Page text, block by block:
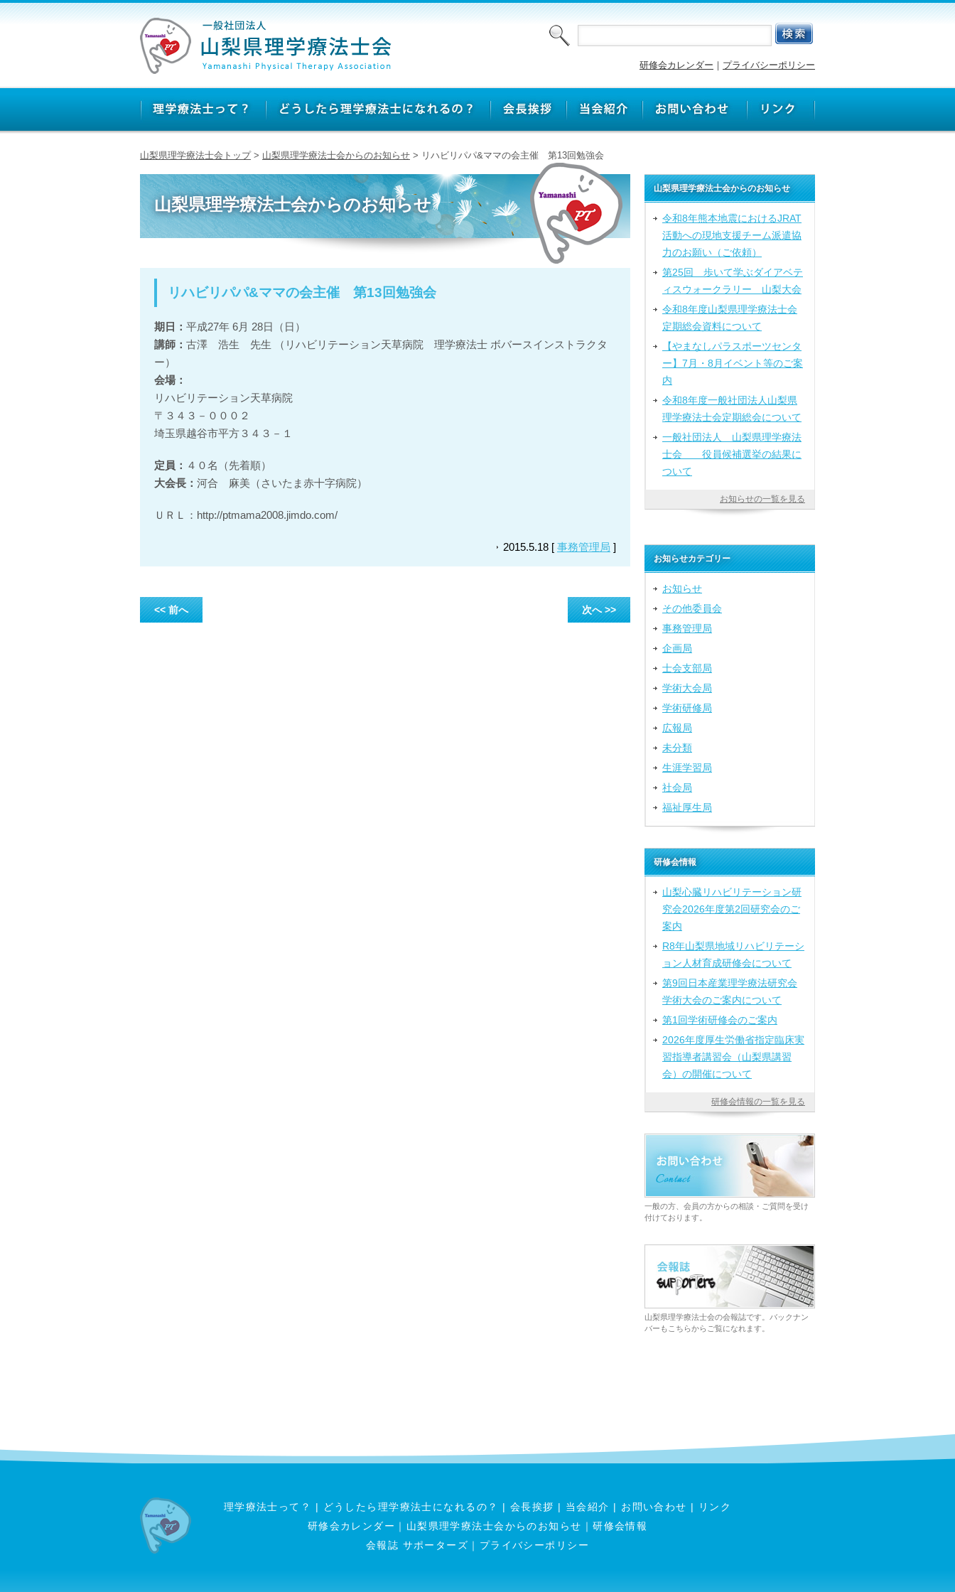
研修会カレンダー ｜ プライバシーポリシー
山梨県理学療法士会トップ> 山梨県理学療法士会からのお知らせ > リハビリパパ&ママの会主催 第13回勉強会
山梨県理学療法士会からのお知らせ
リハビリパパ&ママの会主催 第13回勉強会
期日： 平成27年 6月 28日（日）
講師： 古澤 浩生 先生 （リハビリテーション天草病院 理学療法士 ボバースインストラクタ
ー）
会場：
リハビリテーション天草病院
〒３４３－０００２
埼玉県越谷市平方３４３－１
定員： ４０名（先着順）
大会長： 河合 麻美（さいたま赤十字病院）
ＵＲＬ：http://ptmama2008.jimdo.com/
2015.5.18 [ 事務管理局 ]
<< 前へ 次へ >>
山梨県理学療法士会からのお知らせ
令和8年熊本地震におけるJRAT
活動への現地支援チーム派遣協
力のお願い（ご依頼）
第25回 歩いて学ぶダイアベテ
ィスウォークラリー 山梨大会
令和8年度山梨県理学療法士会
定期総会資料について
【やまなしパラスポーツセンタ
ー】7月・8月イベント等のご案
内
令和8年度一般社団法人山梨県
理学療法士会定期総会について
一般社団法人 山梨県理学療法
士会 役員候補選挙の結果に
ついて
お知らせの一覧を見る
お知らせカテゴリー
お知らせ
その他委員会
事務管理局
企画局
士会支部局
学術大会局
学術研修局
広報局
未分類
生涯学習局
社会局
福祉厚生局
研修会情報
山梨心臓リハビリテーション研
究会2026年度第2回研究会のご
案内
R8年山梨県地域リハビリテーシ
ョン人材育成研修会について
第9回日本産業理学療法研究会
学術大会のご案内について
第1回学術研修会のご案内
2026年度厚生労働省指定臨床実
習指導者講習会（山梨県講習
会）の開催について
研修会情報の一覧を見る
一般の方、会員の方からの相談・ご質問を受け
付けております。
山梨県理学療法士会の会報誌です。バックナン
バーもこちらからご覧になれます。
理学療法士って？ | どうしたら理学療法士になれるの？ | 会長挨拶 | 当会紹介 | お問い合わせ |
リンク
研修会カレンダー ｜ 山梨県理学療法士会からのお知らせ ｜研修会情報
会報誌 サポーターズ ｜ プライバシーポリシー